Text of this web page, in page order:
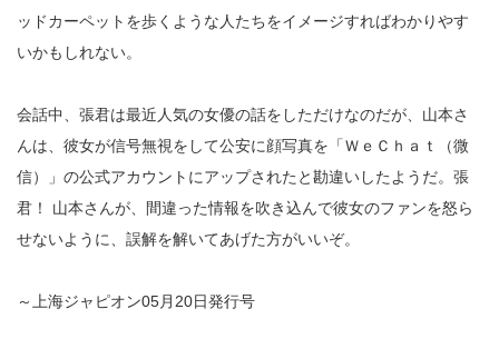
ッドカーペットを歩くような人たちをイメージすればわかりやす
いかもしれない。
会話中、張君は最近人気の女優の話をしただけなのだが、山本さ
んは、彼女が信号無視をして公安に顔写真を「ＷｅＣｈａｔ（微
信）」の公式アカウントにアップされたと勘違いしたようだ。張
君！ 山本さんが、間違った情報を吹き込んで彼女のファンを怒ら
せないように、誤解を解いてあげた方がいいぞ。
～上海ジャピオン05月20日発行号